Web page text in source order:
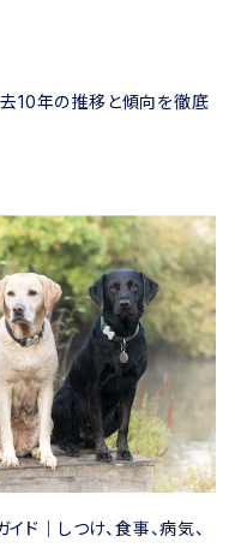
10年の推移と傾向を徹底
ド｜しつけ、食事、病気、